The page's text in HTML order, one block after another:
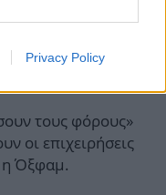
Privacy Policy
τους φόρους»
οι επιχειρήσεις
η Όξφαμ.